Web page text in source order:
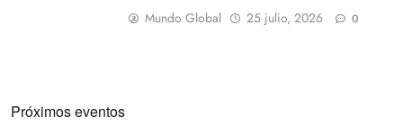
Mundo Global 25 julio, 2026 0
Próximos eventos